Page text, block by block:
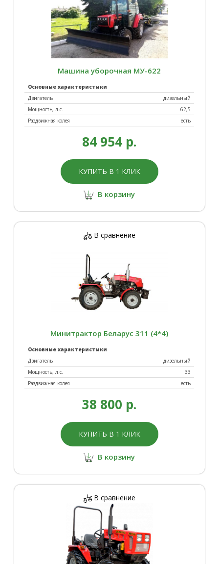
Машина уборочная МУ-622
Основные характеристики
Двигатель
дизельный
Мощность, л.с.
62,5
Раздвижная колея
есть
84 954 р.
КУПИТЬ В 1 КЛИК
В корзину
В сравнение
Минитрактор Беларус 311 (4*4)
Основные характеристики
Двигатель
дизельный
Мощность, л.с.
33
Раздвижная колея
есть
38 800 р.
КУПИТЬ В 1 КЛИК
В корзину
В сравнение